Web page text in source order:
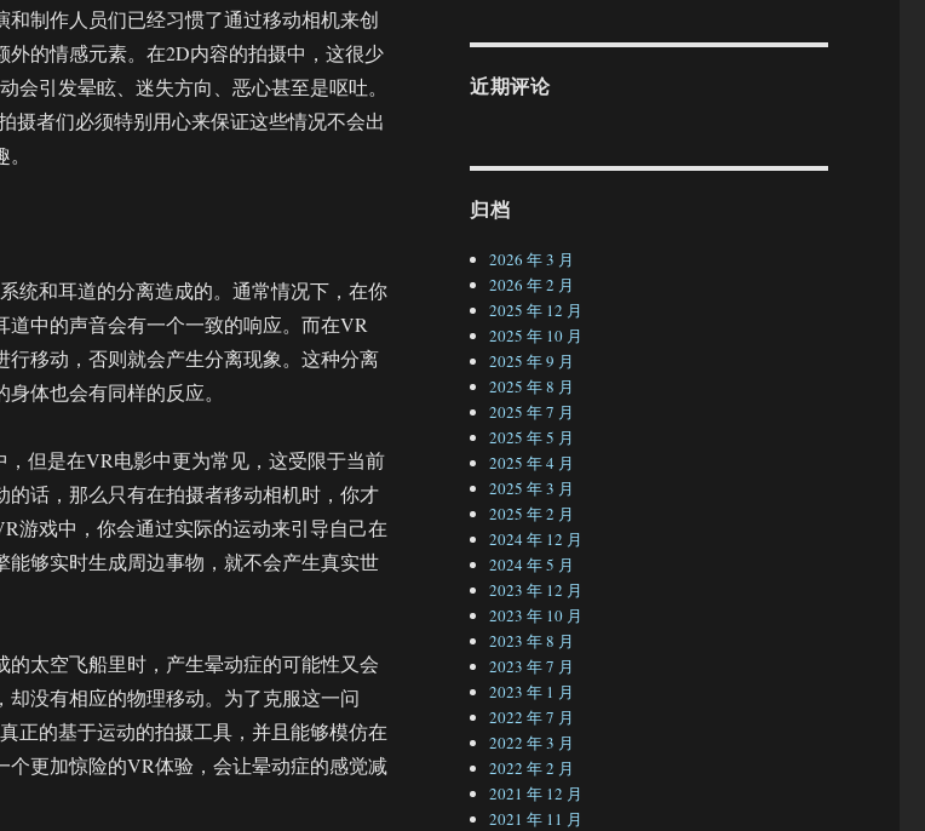
制作人员们已经习惯了通过移动相机来创
的情感元素。在2D内容的拍摄中，这很少
会引发晕眩、迷失方向、恶心甚至是呕吐。
摄者们必须特别用心来保证这些情况不会出
统和耳道的分离造成的。通常情况下，在你
中的声音会有一个一致的响应。而在VR
移动，否则就会产生分离现象。这种分离
体也会有同样的反应。
但是在VR电影中更为常见，这受限于当前
话，那么只有在拍摄者移动相机时，你才
游戏中，你会通过实际的运动来引导自己在
能够实时生成周边事物，就不会产生真实世
太空飞船里时，产生晕动症的可能性又会
没有相应的物理移动。为了克服这一问
正的基于运动的拍摄工具，并且能够模仿在
个更加惊险的VR体验，会让晕动症的感觉减
近期评论
归档
2026 年 3 月
2026 年 2 月
2025 年 12 月
2025 年 10 月
2025 年 9 月
2025 年 8 月
2025 年 7 月
2025 年 5 月
2025 年 4 月
2025 年 3 月
2025 年 2 月
2024 年 12 月
2024 年 5 月
2023 年 12 月
2023 年 10 月
2023 年 8 月
2023 年 7 月
2023 年 1 月
2022 年 7 月
2022 年 3 月
2022 年 2 月
2021 年 12 月
2021 年 11 月